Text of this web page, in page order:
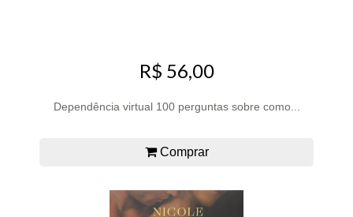
R$ 56,00
Dependência virtual 100 perguntas sobre como...
Comprar